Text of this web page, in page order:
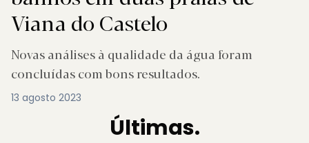
Viana do Castelo
Novas análises à qualidade da água foram
concluídas com bons resultados.
13 agosto 2023
Últimas.